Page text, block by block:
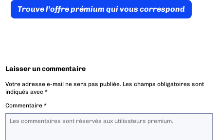
Trouve l’offre prémium qui vous correspond
Laisser un commentaire
Votre adresse e-mail ne sera pas publiée. Les champs obligatoires sont
indiqués avec*
Commentaire*